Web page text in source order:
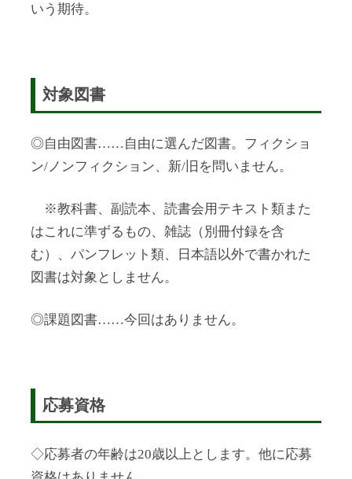
いう期待。
対象図書
◎自由図書……自由に選んだ図書。フィクショ
ン/ノンフィクション、新/旧を問いません。
※教科書、副読本、読書会用テキスト類また
はこれに準ずるもの、雑誌（別冊付録を含
む）、パンフレット類、日本語以外で書かれた
図書は対象としません。
◎課題図書……今回はありません。
応募資格
◇応募者の年齢は20歳以上とします。他に応募